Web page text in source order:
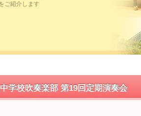
ご紹介します
学校吹奏楽部 第19回定期演奏会